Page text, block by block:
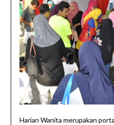
Harian Wanita merupakan